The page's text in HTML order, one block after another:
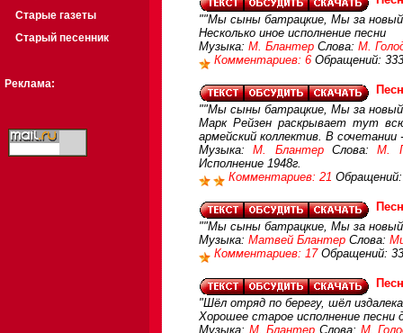
Старые газеты
Старый песенник
Реклама:
""Мы сыны батрацкие, Мы за
Несколько иное исполнение песни
Музыка: М. Блантер Слова: М.
Комментариев: 6 Обращений:
""Мы сыны батрацкие, Мы за
Марк Рейзен раскрывает тут
армейский коллектив. В сочетании
Музыка:М. БлантерСлова:М.
Исполнение 1948г.
Комментариев: 21 Обращений:
""Мы сыны батрацкие, Мы за
Музыка: Матвей Блантер Слова:
Комментариев: 17 Обращений:
"Шёл отряд по берегу, шёл
Хорошее старое исполнение песни
Музыка: М. Блантер Слова: М.